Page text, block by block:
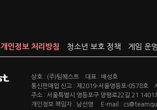
개인정보 처리방침 청소년 보호 정책 게임 운
상호 : (주)팀퀘스트 대표 : 배성호
통신판매업 신고 : 제2019-서울영등포-0578호
주소 : 서울특별시 영등포구 양평로22길 21
개인정보 책임자 : 남선영 E-mail :